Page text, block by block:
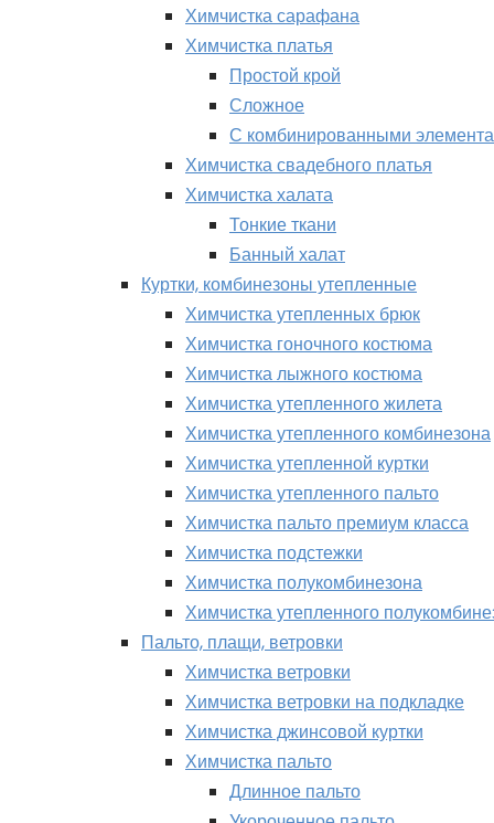
Химчистка сарафана
Химчистка платья
Простой крой
Сложное
С комбинированными
Химчистка свадебного платья
Химчистка халата
Тонкие ткани
Банный халат
Куртки, комбинезоны утепленные
Химчистка утепленных брюк
Химчистка гоночного костюма
Химчистка лыжного костюма
Химчистка утепленного жилета
Химчистка утепленного комбинезона
Химчистка утепленной куртки
Химчистка утепленного пальто
Химчистка пальто премиум класса
Химчистка подстежки
Химчистка полукомбинезона
Химчистка утепленного
Пальто, плащи, ветровки
Химчистка ветровки
Химчистка ветровки на подкладке
Химчистка джинсовой куртки
Химчистка пальто
Длинное пальто